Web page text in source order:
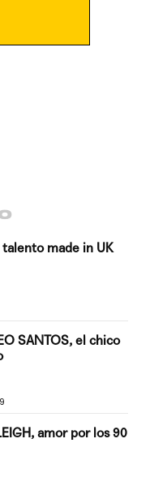
talento made in UK
SANTOS, el chico
amor por los 90